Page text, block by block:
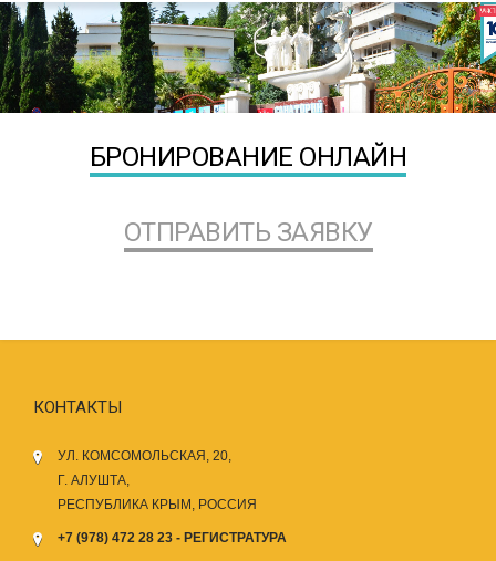
БРОНИРОВАНИЕ ОНЛАЙН
ОТПРАВИТЬ ЗАЯВКУ
КОНТАКТЫ
УЛ. КОМСОМОЛЬСКАЯ, 20,
Г. АЛУШТА,
РЕСПУБЛИКА КРЫМ, РОССИЯ
+7 (978) 472 28 23 - РЕГИСТРАТУРА